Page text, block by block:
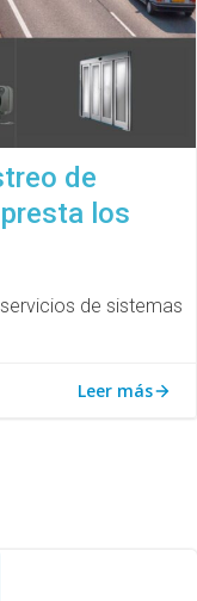
de
los
de sistemas
Leer más